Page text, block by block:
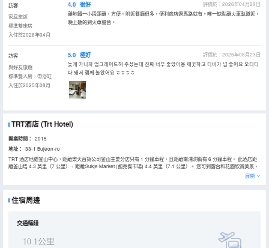
訪客
家庭旅遊
標準雙床房
入住於2026年04月
4.0 很好
評價於：2026年04月29日
離地鐵一小段距離，方便。附近餐廳很多，便利商店過馬路就有。唯一缺點離火車軌道近，
晚上聽的到火車聲音。
訪客
與好友旅遊
標準雙人房，帶浴缸
入住於2025年08月
5.0 極好
評價於：2025年08月23日
늦게 가니까 업그레이드해 주셨는데 진짜 너무 좋았어용 깨꿋하고 티비가 넘 좋어요 오티티
다 돼서 잼께 놀았어요 ㅎㅎㅎㅎ
TRT酒店(Trt Hotel)
開業時間： 2015
地址：
33-1 Bujeon-ro
TRT 酒店地處釜山中心，距離樂天百貨公司釜山主要分店只有 1 分鐘車程，且距離南浦洞街有 6 分鐘車程。 此酒店距
離釜山塔 4.3 英里（7 公里），距離Gukje Market (胡克傑市場) 4.4 英里（7.1 公里）。 您可到露台和花園欣賞美景，
還可利用免費 WiFi等服務和設施。此酒店的其他特色包括宴會廳和自動售貨機。 您可以去깜짝포차享用一頓美餐，也
可以待在房間裏，享受酒店的部分時段客房送餐服務。您可以到酒吧/酒廊，點一杯喜歡的飲品，暢飲一番。 特色服務/
舒適。提供免費有線和無線上網，方便您與朋友保持聯繫；另提供有線頻道，可滿足您的娛樂需求。浴室提供免費洗浴
展開
住宿周邊
交通樞紐
10.1公里